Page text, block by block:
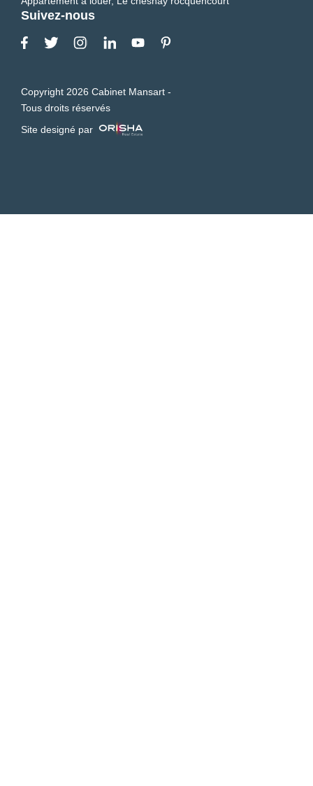
Suivez-nous
Copyright 2026 Cabinet Mansart -
Tous droits réservés
Site designé par